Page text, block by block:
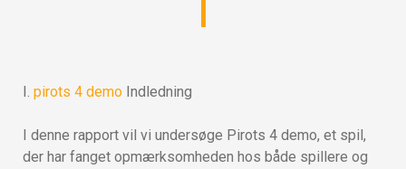
I. pirots 4 demo Indledning
I denne rapport vil vi undersøge Pirots 4 demo, et spil,
der har fanget opmærksomheden hos både spillere og